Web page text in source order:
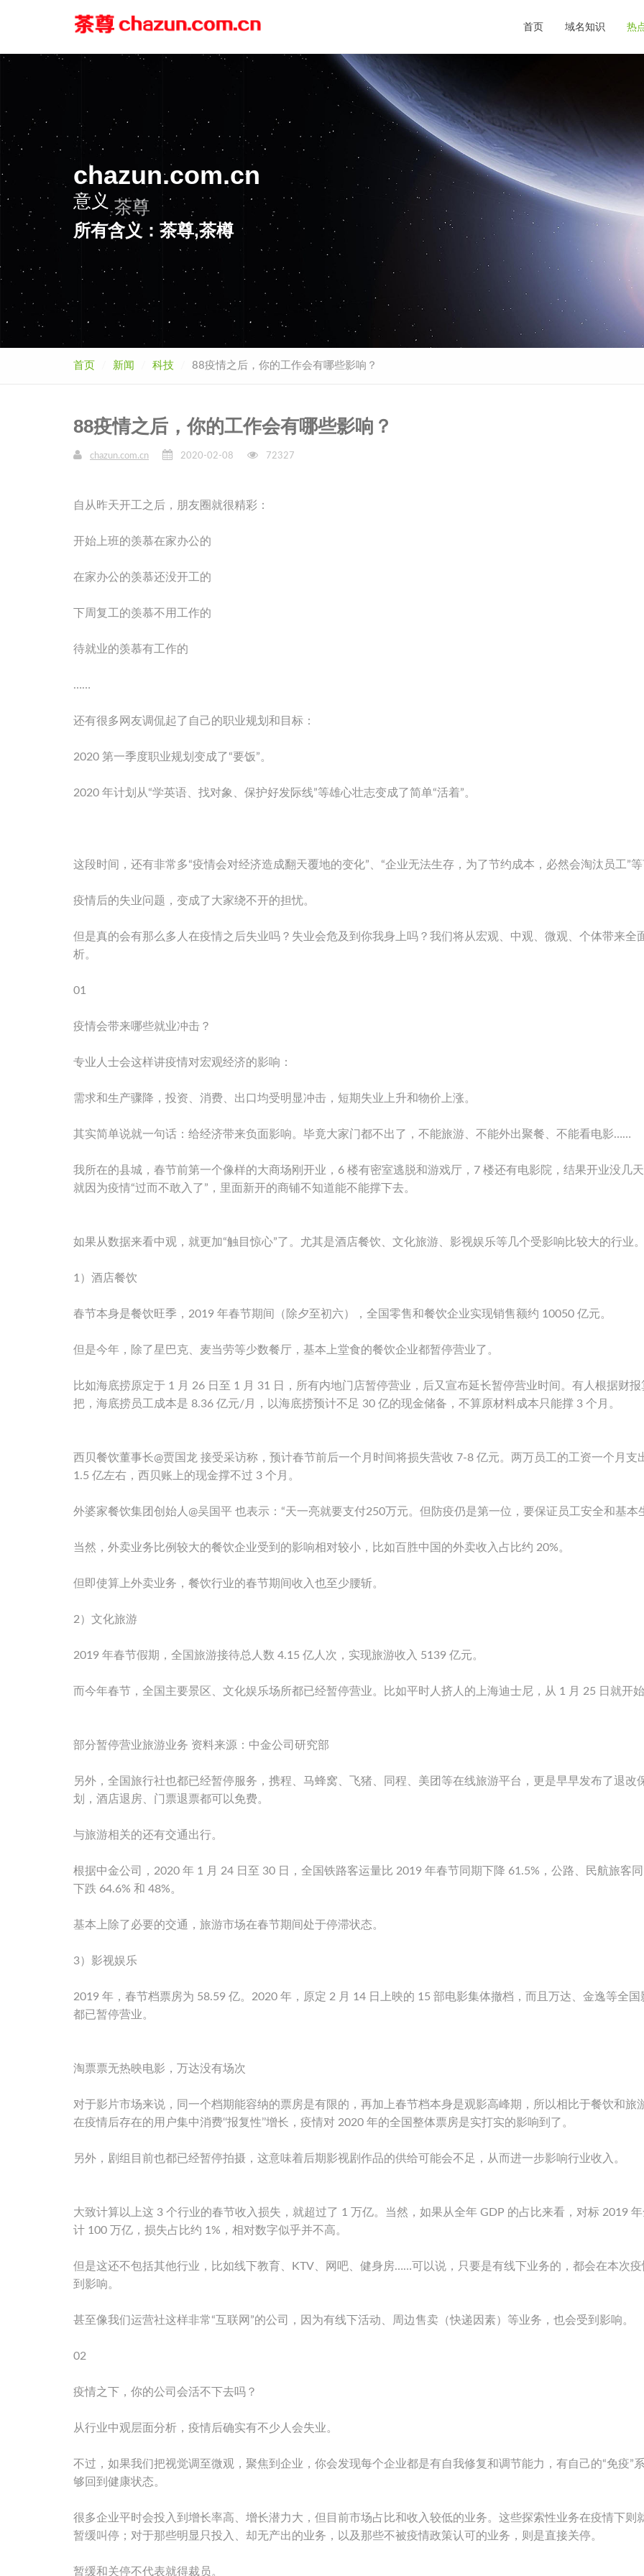
首页 域名知识 热
chazun.com.cn
意义 茶尊
所有含义：茶尊,茶樽
首页 新闻 科技 88疫情之后，你的工作会有哪些影响？
88疫情之后，你的工作会有哪些影响？
chazun.com.cn 2020-02-08 72327
自从昨天开工之后，朋友圈就很精彩：
开始上班的羡慕在家办公的
在家办公的羡慕还没开工的
下周复工的羡慕不用工作的
待就业的羡慕有工作的
……
还有很多网友调侃起了自己的职业规划和目标：
2020 第一季度职业规划变成了“要饭”。
2020 年计划从“学英语、找对象、保护好发际线”等雄心壮志变成了简单“活着”。
这段时间，还有非常多“疫情会对经济造成翻天覆地的变化”、“企业无法生存，为了节约成本，必然会淘汰员工”等
疫情后的失业问题，变成了大家绕不开的担忧。
但是真的会有那么多人在疫情之后失业吗？失业会危及到你我身上吗？我们将从宏观、中观、微观、个体带来全
析。
01
疫情会带来哪些就业冲击？
专业人士会这样讲疫情对宏观经济的影响：
需求和生产骤降，投资、消费、出口均受明显冲击，短期失业上升和物价上涨。
其实简单说就一句话：给经济带来负面影响。毕竟大家门都不出了，不能旅游、不能外出聚餐、不能看电影……
我所在的县城，春节前第一个像样的大商场刚开业，6 楼有密室逃脱和游戏厅，7 楼还有电影院，结果开业没几
就因为疫情“过而不敢入了”，里面新开的商铺不知道能不能撑下去。
如果从数据来看中观，就更加“触目惊心”了。尤其是酒店餐饮、文化旅游、影视娱乐等几个受影响比较大的行业。
1）酒店餐饮
春节本身是餐饮旺季，2019 年春节期间（除夕至初六），全国零售和餐饮企业实现销售额约 10050 亿元。
但是今年，除了星巴克、麦当劳等少数餐厅，基本上堂食的餐饮企业都暂停营业了。
比如海底捞原定于 1 月 26 日至 1 月 31 日，所有内地门店暂停营业，后又宣布延长暂停营业时间。有人根据财报
把，海底捞员工成本是 8.36 亿元/月，以海底捞预计不足 30 亿的现金储备，不算原材料成本只能撑 3 个月。
西贝餐饮董事长@贾国龙 接受采访称，预计春节前后一个月时间将损失营收 7-8 亿元。两万员工的工资一个月支
1.5 亿左右，西贝账上的现金撑不过 3 个月。
外婆家餐饮集团创始人@吴国平 也表示：“天一亮就要支付250万元。但防疫仍是第一位，要保证员工安全和基本
当然，外卖业务比例较大的餐饮企业受到的影响相对较小，比如百胜中国的外卖收入占比约 20%。
但即使算上外卖业务，餐饮行业的春节期间收入也至少腰斩。
2）文化旅游
2019 年春节假期，全国旅游接待总人数 4.15 亿人次，实现旅游收入 5139 亿元。
而今年春节，全国主要景区、文化娱乐场所都已经暂停营业。比如平时人挤人的上海迪士尼，从 1 月 25 日就开始
部分暂停营业旅游业务 资料来源：中金公司研究部
另外，全国旅行社也都已经暂停服务，携程、马蜂窝、飞猪、同程、美团等在线旅游平台，更是早早发布了退改
划，酒店退房、门票退票都可以免费。
与旅游相关的还有交通出行。
根据中金公司，2020 年 1 月 24 日至 30 日，全国铁路客运量比 2019 年春节同期下降 61.5%，公路、民航旅客同
下跌 64.6% 和 48%。
基本上除了必要的交通，旅游市场在春节期间处于停滞状态。
3）影视娱乐
2019 年，春节档票房为 58.59 亿。2020 年，原定 2 月 14 日上映的 15 部电影集体撤档，而且万达、金逸等全国
都已暂停营业。
淘票票无热映电影，万达没有场次
对于影片市场来说，同一个档期能容纳的票房是有限的，再加上春节档本身是观影高峰期，所以相比于餐饮和旅
在疫情后存在的用户集中消费‘‘报复性’’增长，疫情对 2020 年的全国整体票房是实打实的影响到了。
另外，剧组目前也都已经暂停拍摄，这意味着后期影视剧作品的供给可能会不足，从而进一步影响行业收入。
大致计算以上这 3 个行业的春节收入损失，就超过了 1 万亿。当然，如果从全年 GDP 的占比来看，对标 2019 年
计 100 万亿，损失占比约 1%，相对数字似乎并不高。
但是这还不包括其他行业，比如线下教育、KTV、网吧、健身房……可以说，只要是有线下业务的，都会在本次疫
到影响。
甚至像我们运营社这样非常“互联网”的公司，因为有线下活动、周边售卖（快递因素）等业务，也会受到影响。
02
疫情之下，你的公司会活不下去吗？
从行业中观层面分析，疫情后确实有不少人会失业。
不过，如果我们把视觉调至微观，聚焦到企业，你会发现每个企业都是有自我修复和调节能力，有自己的“免疫”
够回到健康状态。
很多企业平时会投入到增长率高、增长潜力大，但目前市场占比和收入较低的业务。这些探索性业务在疫情下则
暂缓叫停；对于那些明显只投入、却无产出的业务，以及那些不被疫情政策认可的业务，则是直接关停。
暂缓和关停不代表就得裁员。